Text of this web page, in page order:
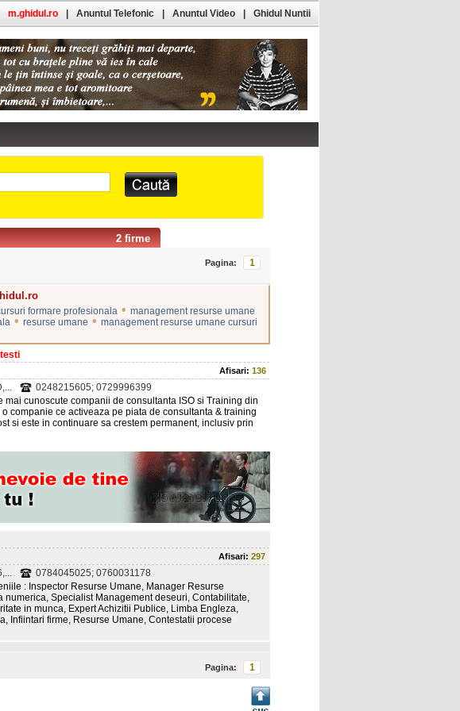
2 firme
Pagina: 1
formare profesionala • management resurse umane
• resurse umane • management resurse umane cursuri
Afisari: 136
0248215605; 0729996399
mai cunoscute companii de consultanta ISO si Training din
companie ce activeaza pe piata de consultanta & training
si este in continuare sa crestem permanent, inclusiv prin
Afisari: 297
0784045025; 0760031178
: Inspector Resurse Umane, Manager Resurse
numerica, Specialist Management deseuri, Contabilitate,
in munca, Expert Achizitii Publice, Limba Engleza,
Infiintari firme, Resurse Umane, Contestatii procese
Pagina: 1
m.ghidul.ro Anuntul Telefonic Anuntul Video Ghidul Nuntii